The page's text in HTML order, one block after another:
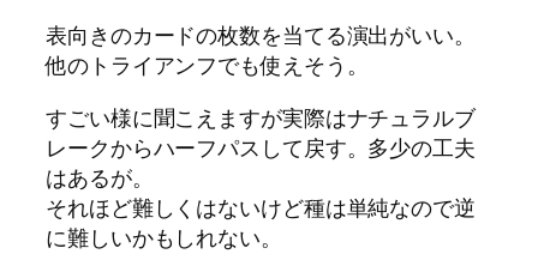
表向きのカードの枚数を当てる演出がいい。
他のトライアンフでも使えそう。
すごい様に聞こえますが実際はナチュラルブ
レークからハーフパスして戻す。多少の工夫
はあるが。
それほど難しくはないけど種は単純なので逆
に難しいかもしれない。